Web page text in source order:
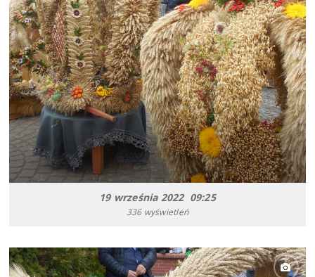
19 września 2022 09:25
336 wyświetleń